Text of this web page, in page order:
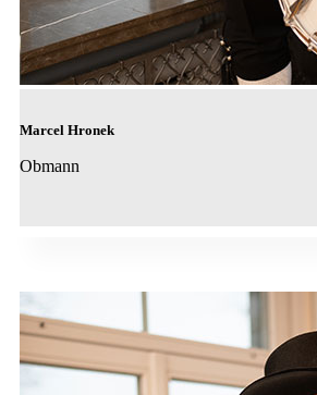
Marcel Hronek
Obmann